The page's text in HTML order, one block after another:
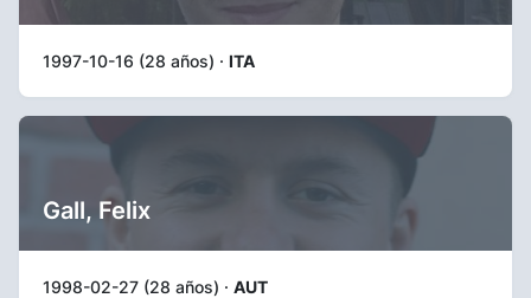
1997-10-16 (28 años) · ITA
Gall, Felix
1998-02-27 (28 años) · AUT